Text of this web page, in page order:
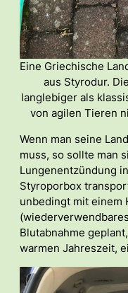
Eine Griechische
aus Styrodur.
langlebiger als
von agilen Tieren
Wenn man seine
muss, so sollte man
Lungenentzündung
Styroporbox
unbedingt mit einem
(wiederverwendbares
Blutabnahme
warmen Jahreszeit,